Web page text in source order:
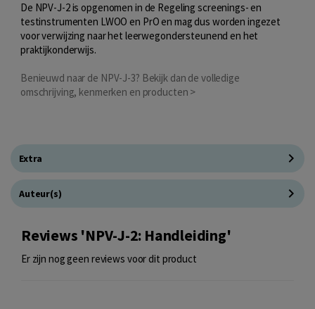
De NPV-J-2 is opgenomen in de Regeling screenings- en
testinstrumenten LWOO en PrO en mag dus worden ingezet
voor verwijzing naar het leerwegondersteunend en het
praktijkonderwijs.
Benieuwd naar de NPV-J-3? Bekijk dan de volledige
omschrijving, kenmerken en producten >
Extra
Auteur(s)
Reviews 'NPV-J-2: Handleiding'
Er zijn nog geen reviews voor dit product